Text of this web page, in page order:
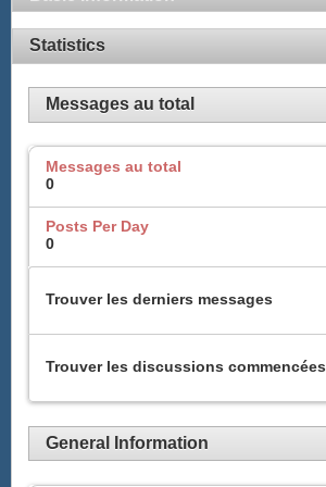
Statistics
Messages au total
Messages au total
0
Posts Per Day
0
Trouver les derniers messages
Trouver les discussions commencées
General Information